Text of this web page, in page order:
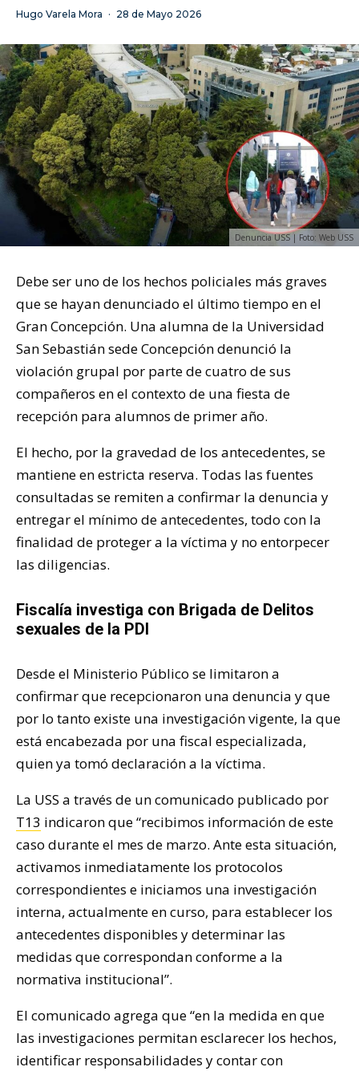
Hugo Varela Mora · 28 de Mayo 2026
Denuncia USS | Foto: Web USS
Debe ser uno de los hechos policiales más graves
que se hayan denunciado el último tiempo en el
Gran Concepción. Una alumna de la Universidad
San Sebastián sede Concepción denunció la
violación grupal por parte de cuatro de sus
compañeros en el contexto de una fiesta de
recepción para alumnos de primer año.
El hecho, por la gravedad de los antecedentes, se
mantiene en estricta reserva. Todas las fuentes
consultadas se remiten a confirmar la denuncia y
entregar el mínimo de antecedentes, todo con la
finalidad de proteger a la víctima y no entorpecer
las diligencias.
Fiscalía investiga con Brigada de Delitos
sexuales de la PDI
Desde el Ministerio Público se limitaron a
confirmar que recepcionaron una denuncia y que
por lo tanto existe una investigación vigente, la que
está encabezada por una fiscal especializada,
quien ya tomó declaración a la víctima.
La USS a través de un comunicado publicado por
T13 indicaron que “recibimos información de este
caso durante el mes de marzo. Ante esta situación,
activamos inmediatamente los protocolos
correspondientes e iniciamos una investigación
interna, actualmente en curso, para establecer los
antecedentes disponibles y determinar las
medidas que correspondan conforme a la
normativa institucional”.
El comunicado agrega que “en la medida en que
las investigaciones permitan esclarecer los hechos,
identificar responsabilidades y contar con